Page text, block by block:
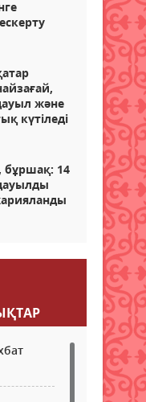
және
күтіледі
бұршақ: 14